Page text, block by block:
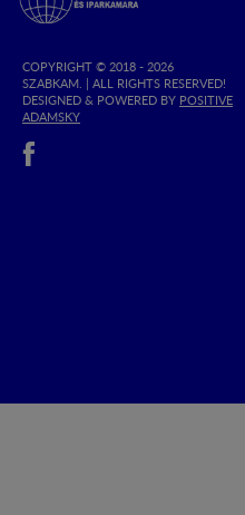
Bereg
Kereskedelmi
és
Iparkamara
COPYRIGHT © 2018 - 2026
SZABKAM. | ALL RIGHTS RESERVED!
DESIGNED & POWERED BY POSITIVE
ADAMSKY(OPEN